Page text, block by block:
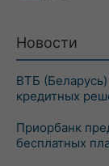
Новости
ВТБ
кредитных
Приорбанк
бесплатных